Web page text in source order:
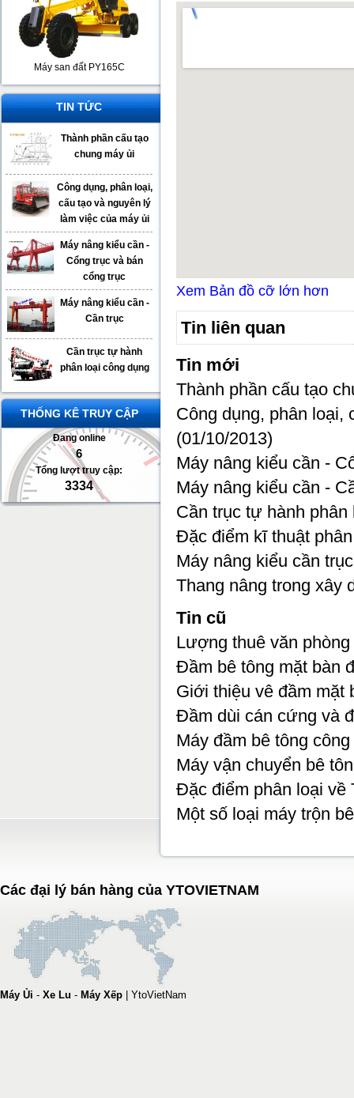
Máy san đất PY165C
TIN TỨC
Thành phần cấu tạo
chung máy ủi
Công dụng, phân loại,
cấu tạo và nguyên lý
làm việc của máy ủi
Máy nâng kiểu cần -
Cổng trục và bán
cổng trục
Máy nâng kiểu cần -
Cần trục
Cần trục tự hành
phân loại công dụng
THỐNG KÊ TRUY CẬP
Đang online
6
Tổng lượt truy cập:
3334
Xem Bản đồ cỡ lớn hơn
Tin liên quan
Tin mới
Thành phần cấu tạo
Công dụng, phân loại,
(01/10/2013)
Máy nâng kiểu cần -
Máy nâng kiểu cần -
Cần trục tự hành phân
Đặc điểm kĩ thuật
Máy nâng kiểu cần
Thang nâng trong xây
Tin cũ
Lượng thuê văn
Đầm bê tông mặt bàn
Giới thiệu vê đầm mặt
Đầm dùi cán cứng và
Máy đầm bê tông
Máy vận chuyển bê
Đặc điểm phân loại về
Một số loại máy trộn
Các đại lý bán hàng của YTOVIETNAM
Máy Ủi - Xe Lu - Máy Xếp YtoVietNam